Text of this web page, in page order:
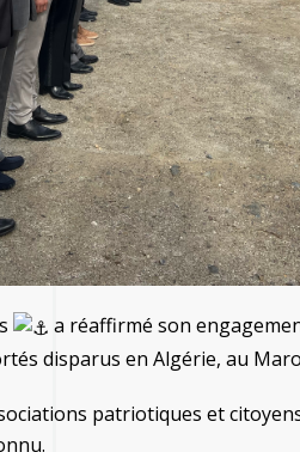
a réaffirmé son
disparus en Algérie, au
patriotiques et